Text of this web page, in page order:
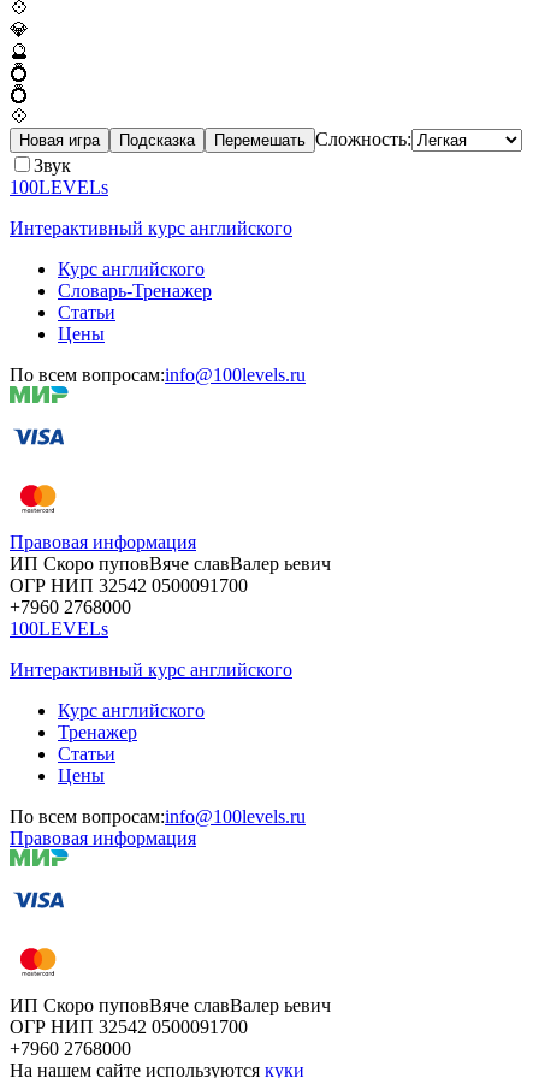
💠
💎
🔮
💍
💍
💠
Новая игра Подсказка Перемешать Сложность:
Звук
100LEVELs
Интерактивный курс английского
Курс английского
Словарь-Тренажер
Статьи
Цены
По всем вопросам:info@100levels.ru
Правовая информация
ИП Скоро пуповВяче славВалер ьевич
ОГР НИП 32542 0500091700
+7960 2768000
100LEVELs
Интерактивный курс английского
Курс английского
Тренажер
Статьи
Цены
По всем вопросам:info@100levels.ru
Правовая информация
ИП Скоро пуповВяче славВалер ьевич
ОГР НИП 32542 0500091700
+7960 2768000
На нашем сайте используются куки